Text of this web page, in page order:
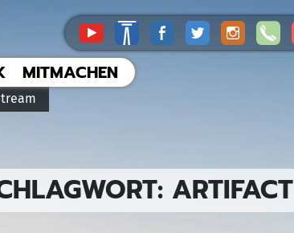
MITMACHEN
ARTIFACT